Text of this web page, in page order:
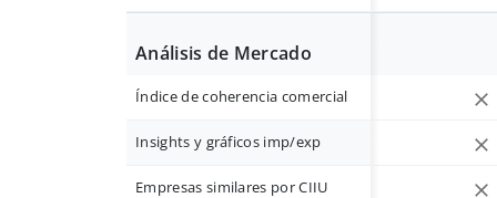
Análisis de Mercado
Índice de coherencia comercial
Insights y gráficos imp/exp
Empresas similares por CIIU